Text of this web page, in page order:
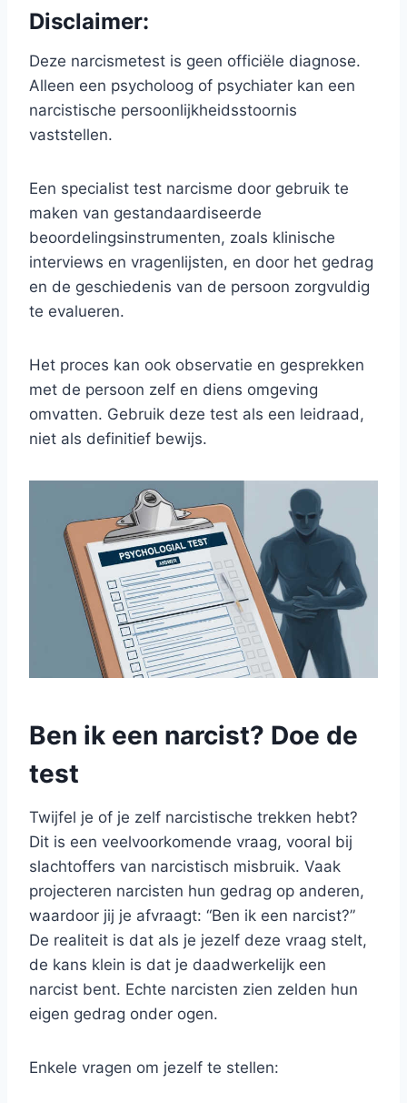
Disclaimer:
Deze narcismetest is geen officiële diagnose.
Alleen een psycholoog of psychiater kan een
narcistische persoonlijkheidsstoornis
vaststellen.
Een specialist test narcisme door gebruik te
maken van gestandaardiseerde
beoordelingsinstrumenten, zoals klinische
interviews en vragenlijsten, en door het gedrag
en de geschiedenis van de persoon zorgvuldig
te evalueren.
Het proces kan ook observatie en gesprekken
met de persoon zelf en diens omgeving
omvatten. Gebruik deze test als een leidraad,
niet als definitief bewijs.
Ben ik een narcist? Doe de
test
Twijfel je of je zelf narcistische trekken hebt?
Dit is een veelvoorkomende vraag, vooral bij
slachtoffers van narcistisch misbruik. Vaak
projecteren narcisten hun gedrag op anderen,
waardoor jij je afvraagt: “Ben ik een narcist?”
De realiteit is dat als je jezelf deze vraag stelt,
de kans klein is dat je daadwerkelijk een
narcist bent. Echte narcisten zien zelden hun
eigen gedrag onder ogen.
Enkele vragen om jezelf te stellen: